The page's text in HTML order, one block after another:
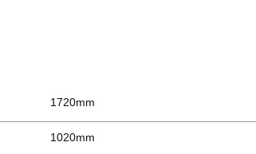
1720mm
1020mm